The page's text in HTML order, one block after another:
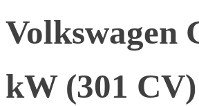
Volkswagen
kW (301